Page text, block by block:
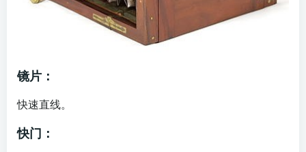
镜片：
快速直线。
快门：